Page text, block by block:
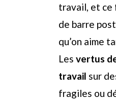
travail, et ce
de barre
qu’on aime
Les vertus
travail sur
fragiles ou